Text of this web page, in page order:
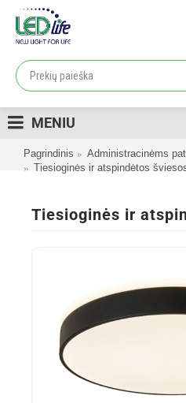
PRODUKTAI
LOJALUMO PROGRAMA
KATALOGAI
KONTAKTAI
MENIU
Pagrindinis Administracinėms
Tiesioginės ir atspindėtos